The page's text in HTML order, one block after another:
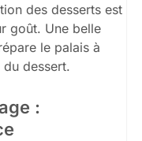
des desserts est
goût. Une belle
le palais à
dessert.
: